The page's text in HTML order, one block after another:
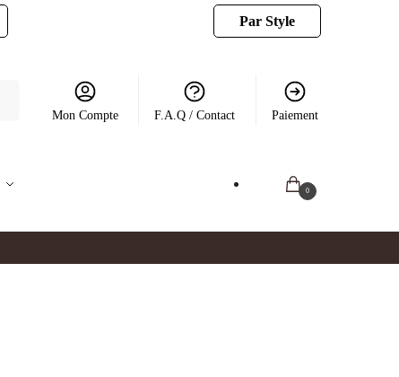
Par Style
Mon Compte F.A.Q / Contact Paiement
0